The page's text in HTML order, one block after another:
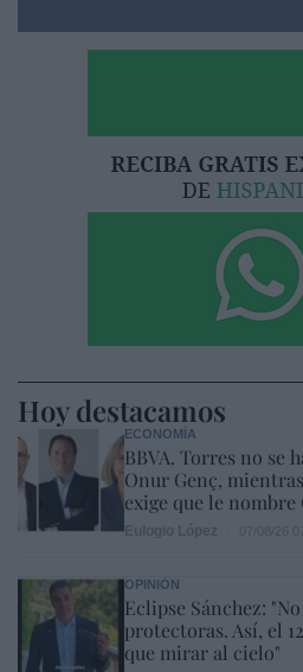
Hoy destacamos
ECONOMÍA
BBVA. Torres no se
Onur Genç,
exige que le nombre
OPINIÓN
Eclipse Sánchez:
protectoras. Así, el
que mirar al cielo"